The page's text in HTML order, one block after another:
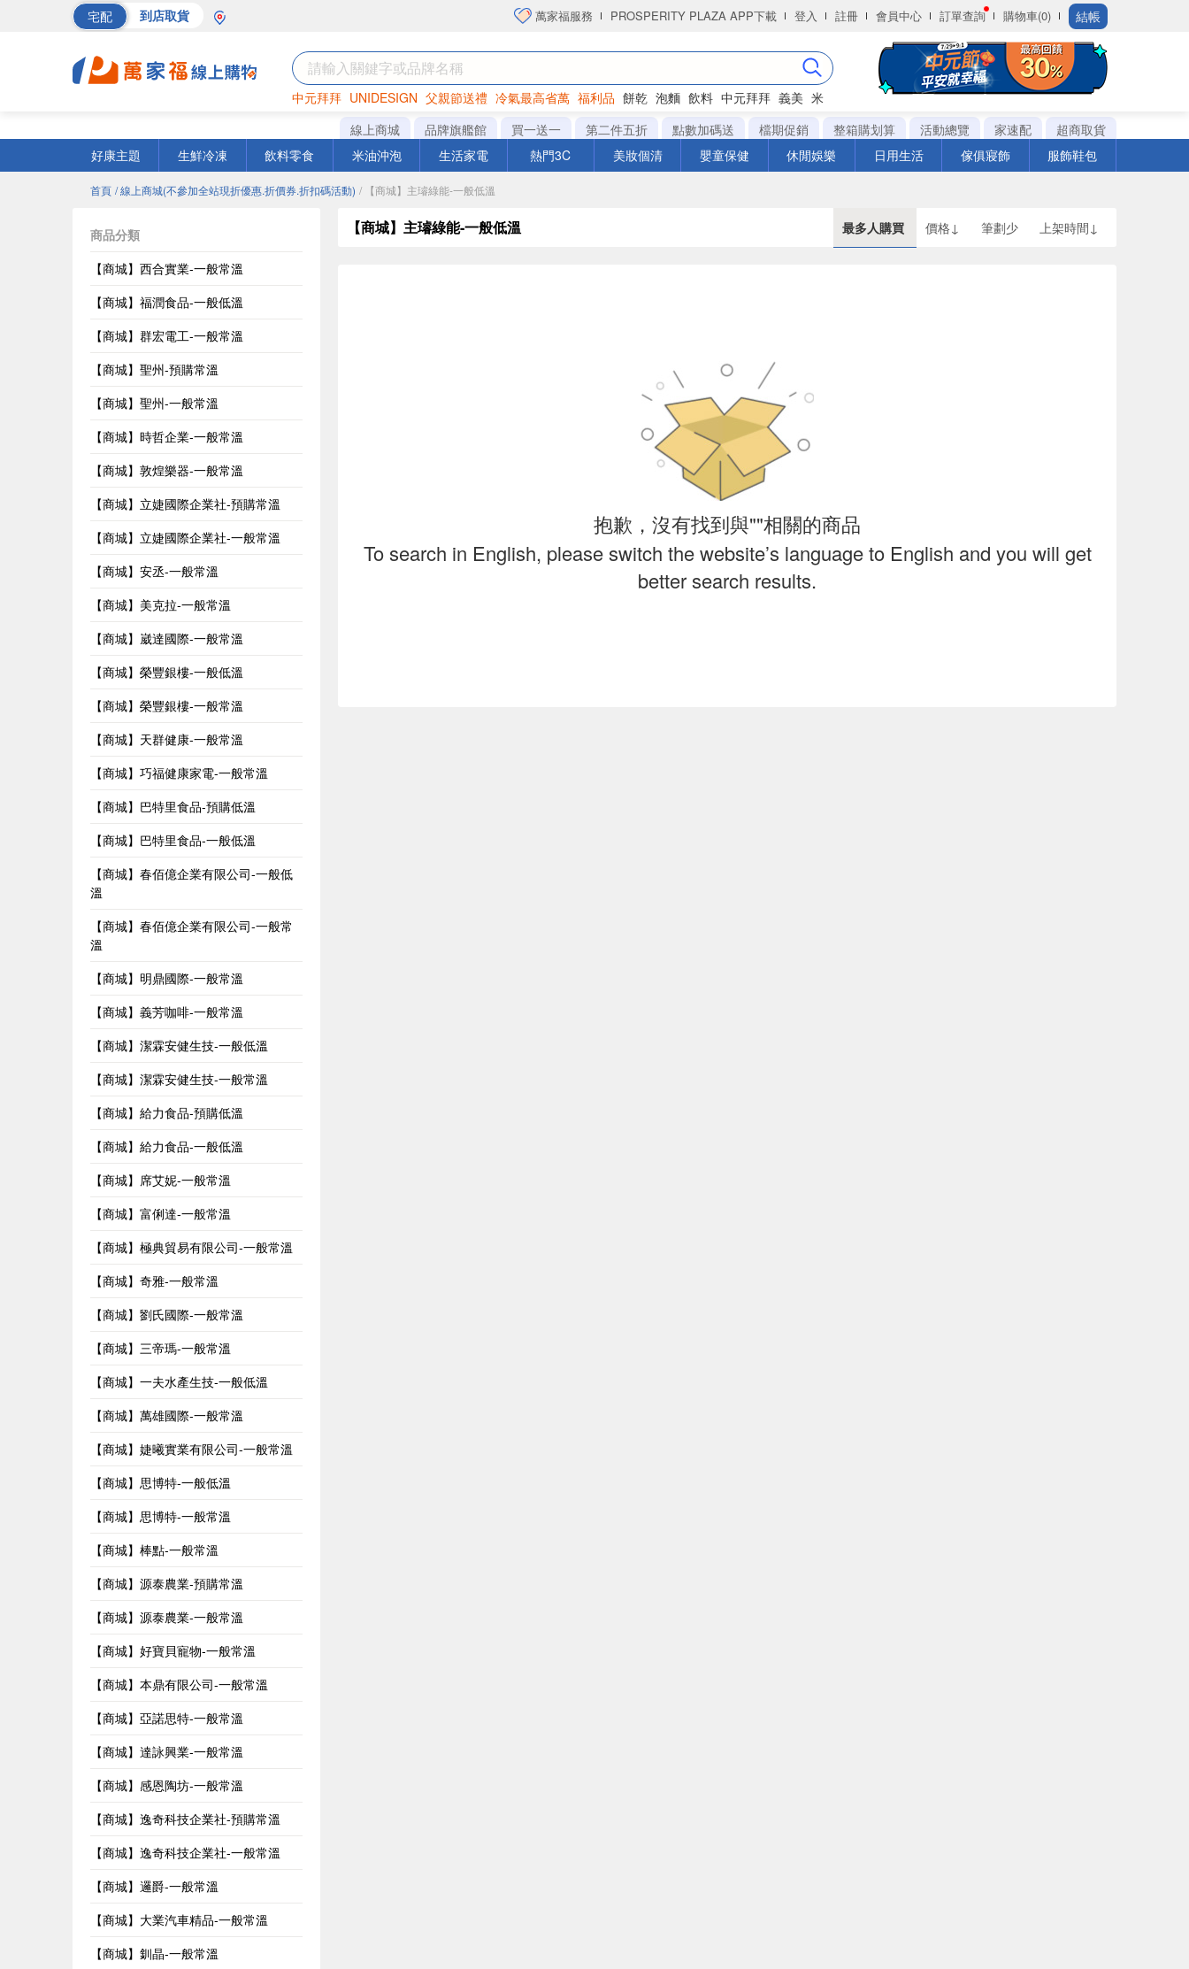
宅配 到店取貨 萬家福服務 PROSPERITY PLAZA APP下載 登入 註冊 會員中心 訂單查詢 購物車(0) 結帳
中元拜拜 UNIDESIGN 父親節送禮 冷氣最高省萬 福利品 餅乾 泡麵 飲料 中元拜拜 義美 米
罐頭 海苔 洋芋片
線上商城 品牌旗艦館 買一送一 第二件五折 點數加碼送 檔期促銷 整箱購划算 活動總覽 家速配
超商取貨
好康主題
生鮮冷凍 飲料零食 米油沖泡 生活家電 熱門3C 美妝個清 嬰童保健 休閒娛樂 日用生活 傢俱寢飾 服飾鞋包
首頁 / 線上商城(不參加全站現折優惠.折價券.折扣碼活動) / 【商城】主璿綠能-一般低溫
商品分類
【商城】西合實業-一般常溫
【商城】福潤食品-一般低溫
【商城】群宏電工-一般常溫
【商城】聖州-預購常溫
【商城】聖州-一般常溫
【商城】時哲企業-一般常溫
【商城】敦煌樂器-一般常溫
【商城】立婕國際企業社-預購常溫
【商城】立婕國際企業社-一般常溫
【商城】安丞-一般常溫
【商城】美克拉-一般常溫
【商城】崴達國際-一般常溫
【商城】榮豐銀樓-一般低溫
【商城】榮豐銀樓-一般常溫
【商城】天群健康-一般常溫
【商城】巧福健康家電-一般常溫
【商城】巴特里食品-預購低溫
【商城】巴特里食品-一般低溫
【商城】春佰億企業有限公司-一般低
溫
【商城】春佰億企業有限公司-一般常
溫
【商城】明鼎國際-一般常溫
【商城】義芳咖啡-一般常溫
【商城】潔霖安健生技-一般低溫
【商城】潔霖安健生技-一般常溫
【商城】給力食品-預購低溫
【商城】給力食品-一般低溫
【商城】席艾妮-一般常溫
【商城】富俐達-一般常溫
【商城】極典貿易有限公司-一般常溫
【商城】奇雅-一般常溫
【商城】劉氏國際-一般常溫
【商城】三帝瑪-一般常溫
【商城】一夫水產生技-一般低溫
【商城】萬雄國際-一般常溫
【商城】婕曦實業有限公司-一般常溫
【商城】思博特-一般低溫
【商城】思博特-一般常溫
【商城】棒點-一般常溫
【商城】源泰農業-預購常溫
【商城】源泰農業-一般常溫
【商城】好寶貝寵物-一般常溫
【商城】本鼎有限公司-一般常溫
【商城】亞諾思特-一般常溫
【商城】達詠興業-一般常溫
【商城】感恩陶坊-一般常溫
【商城】逸奇科技企業社-預購常溫
【商城】逸奇科技企業社-一般常溫
【商城】邏爵-一般常溫
【商城】大業汽車精品-一般常溫
【商城】釧晶-一般常溫
【商城】主璿綠能-一般低溫 最多人購買 價格↓ 筆劃少 上架時間↓
抱歉，沒有找到與""相關的商品
To search in English, please switch the website’s language to English and you will get
better search results.